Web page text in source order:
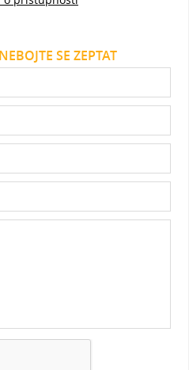
SE ZEPTAT